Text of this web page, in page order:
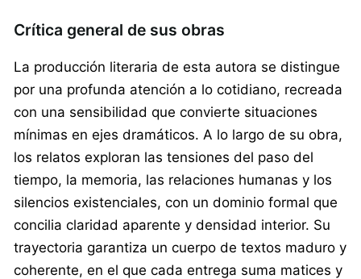
Crítica general de sus obras
La producción literaria de esta autora se distingue
por una profunda atención a lo cotidiano, recreada
con una sensibilidad que convierte situaciones
mínimas en ejes dramáticos. A lo largo de su obra,
los relatos exploran las tensiones del paso del
tiempo, la memoria, las relaciones humanas y los
silencios existenciales, con un dominio formal que
concilia claridad aparente y densidad interior. Su
trayectoria garantiza un cuerpo de textos maduro y
coherente, en el que cada entrega suma matices y